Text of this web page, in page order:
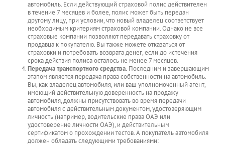
автомобиль. Если действующий страховой полис действителен
в течение 7 месяцев и более, полис может быть передан
другому лицу, при условии, что новый владелец соответствует
необходимым критериям страховой компании. Однако не все
страховые компании позволяют передавать страховку от
продавца к покупателю. Вы также можете отказаться от
страховки и потребовать возврата денег, если до истечения
срока действия полиса осталось не менее 7 месяцев.
Передача транспортного средства. Последним и завершающим
этапом является передача права собственности на автомобиль.
Вы, как владелец автомобиля, или ваш уполномоченный агент,
имеющий действительную доверенность на продажу
автомобиля, должны присутствовать во время передачи
автомобиля с действительным документом, удостоверяющим
личность (например, водительские права ОАЭ или
удостоверение личности ОАЭ), и действительным
сертификатом о прохождении тестов. А покупатель автомобиля
должен обладать следующими требованиями: